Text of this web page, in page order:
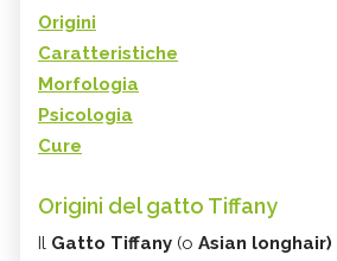
Origini
Caratteristiche
Morfologia
Psicologia
Cure
Origini del gatto Tiffany
Il Gatto Tiffany (o Asian longhair)